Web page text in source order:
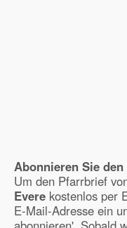
Abonnieren Sie
Um den Pfarrbrief
Evere kostenlos per
E-Mail-Adresse ein